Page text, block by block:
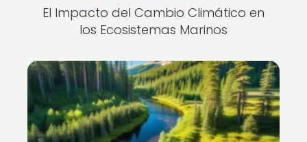
El Impacto del Cambio Climático en
los Ecosistemas Marinos